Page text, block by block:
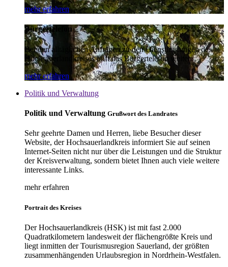
mehr erfahren
Bürgertelefon
Bei den alltäglichen Anfragen zu den Dienstleistungen des
Hochsauerlandkreises hilft das Bürgertelefon weiter.
mehr erfahren
Politik und Verwaltung
Politik und Verwaltung Grußwort des Landrates
Sehr geehrte Damen und Herren, liebe Besucher dieser
Website, der Hochsauerlandkreis informiert Sie auf seinen
Internet-Seiten nicht nur über die Leistungen und die Struktur
der Kreisverwaltung, sondern bietet Ihnen auch viele weitere
interessante Links.
mehr erfahren
Portrait des Kreises
Der Hochsauerlandkreis (HSK) ist mit fast 2.000
Quadratkilometern landesweit der flächengrößte Kreis und
liegt inmitten der Tourismusregion Sauerland, der größten
zusammenhängenden Urlaubsregion in Nordrhein-Westfalen.